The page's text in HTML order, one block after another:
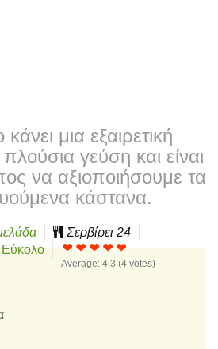
μια εξαιρετική
γεύση και είναι
να αξιοποιήσουμε τα
κάστανα.
Σερβίρει 24
Εύκολο
Average: 4.3 (4 votes)